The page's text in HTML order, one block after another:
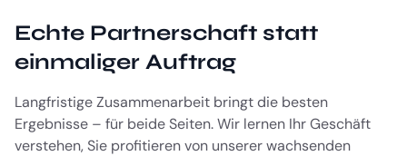
Echte Partnerschaft statt
einmaliger Auftrag
Langfristige Zusammenarbeit bringt die besten
Ergebnisse – für beide Seiten. Wir lernen Ihr Geschäft
verstehen, Sie profitieren von unserer wachsenden